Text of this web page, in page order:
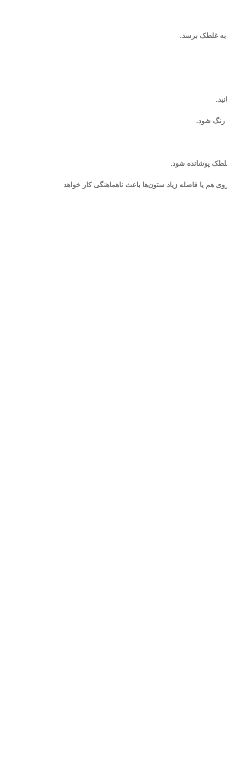
به غلطک برسد.
رنگ شود.
پوشانده شود.
هم یا فاصله زیاد ستون‌ها باعث ناهماهنگی کار خواهد